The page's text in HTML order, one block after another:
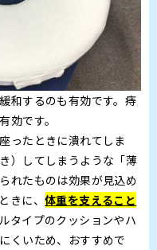
和するのも有効です。痔
効です。
ったときに潰れてしま
）してしまうような「薄
れたものは効果が見込め
きに、 体重を支えること
タイプのクッションやハ
くいため、おすすめで